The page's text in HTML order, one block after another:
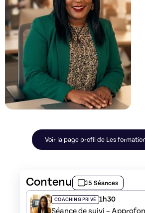
Voir la page profil de Les
Contenu 5 Séances
COACHING PRIVÉ 1h30
Séance de suivi –